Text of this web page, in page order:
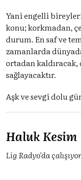
Yani engelli
konu; korkmadan,
durum. En saf ve
zamanlarda
ortadan kaldıracak,
sağlayacaktır.
Aşk ve sevgi dolu
Haluk Kesim
Lig Radyo'da